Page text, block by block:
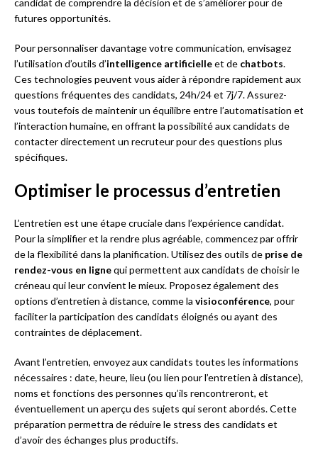
candidat de comprendre la décision et de s’améliorer pour de
futures opportunités.
Pour personnaliser davantage votre communication, envisagez
l’utilisation d’outils d’intelligence artificielleet de chatbots.
Ces technologies peuvent vous aider à répondre rapidement aux
questions fréquentes des candidats, 24h/24 et 7j/7. Assurez-
vous toutefois de maintenir un équilibre entre l’automatisation et
l’interaction humaine, en offrant la possibilité aux candidats de
contacter directement un recruteur pour des questions plus
spécifiques.
Optimiser le processus d’entretien
L’entretien est une étape cruciale dans l’expérience candidat.
Pour la simplifier et la rendre plus agréable, commencez par offrir
de la flexibilité dans la planification. Utilisez des outils de prise de
rendez-vous en lignequi permettent aux candidats de choisir le
créneau qui leur convient le mieux. Proposez également des
options d’entretien à distance, comme la visioconférence, pour
faciliter la participation des candidats éloignés ou ayant des
contraintes de déplacement.
Avant l’entretien, envoyez aux candidats toutes les informations
nécessaires : date, heure, lieu (ou lien pour l’entretien à distance),
noms et fonctions des personnes qu’ils rencontreront, et
éventuellement un aperçu des sujets qui seront abordés. Cette
préparation permettra de réduire le stress des candidats et
d’avoir des échanges plus productifs.